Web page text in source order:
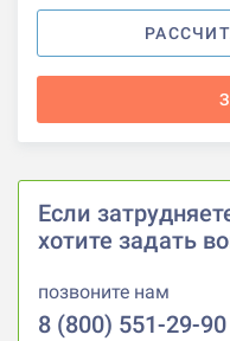
Если
хотите задать
позвоните нам
8 (800) 551-29-90